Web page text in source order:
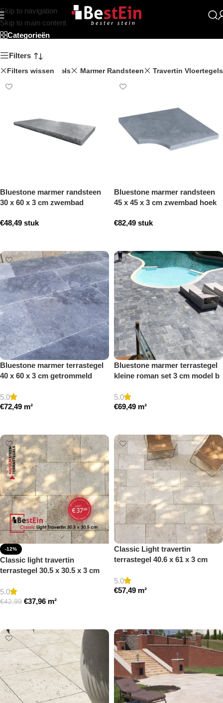
Skip to navigation
Skip to main content
Beststein
Categorieën
Filters
Filters wissen
Terrastegels Marmer Randsteen Travertin Vloertegels
Bluestone marmer randsteen
30 x 60 x 3 cm zwembad
€48,49 stuk
Bluestone marmer randsteen
45 x 45 x 3 cm zwembad hoek
€82,49 stuk
Bluestone marmer terrastegel
40 x 60 x 3 cm getrommeld
5.0
€72,49 m²
Bluestone marmer terrastegel
kleine roman set 3 cm model b
5.0
€69,49 m²
-12%
Classic light travertin
terrastegel 30.5 x 30.5 x 3 cm
5.0
€42,99 €37,96 m²
Classic Light travertin
terrastegel 40.6 x 61 x 3 cm
5.0
€57,49 m²